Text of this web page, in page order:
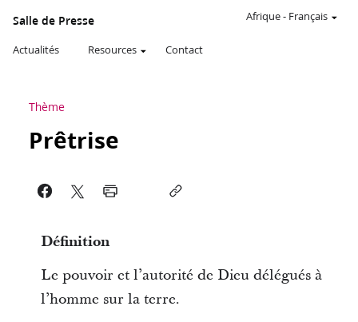
Salle de Presse
Actualités Resources Contact
Afrique- Français
Thème
Prêtrise
Définition
Le pouvoir et l’autorité de Dieu délégués à
l’homme sur la terre.